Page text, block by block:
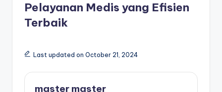
Pelayanan Medis yang Efisien
Terbaik
Last updated on October 21, 2024
master master